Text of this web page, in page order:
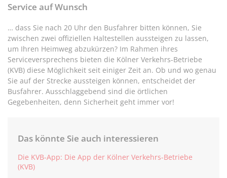
Service auf Wunsch
… dass Sie nach 20 Uhr den Busfahrer bitten können, Sie
zwischen zwei offiziellen Haltestellen aussteigen zu lassen,
um Ihren Heimweg abzukürzen? Im Rahmen ihres
Serviceversprechens bieten die Kölner Verkehrs-Betriebe
(KVB) diese Möglichkeit seit einiger Zeit an. Ob und wo genau
Sie auf der Strecke aussteigen können, entscheidet der
Busfahrer. Ausschlaggebend sind die örtlichen
Gegebenheiten, denn Sicherheit geht immer vor!
Das könnte Sie auch interessieren
Die KVB-App: Die App der Kölner Verkehrs-Betriebe
(KVB)